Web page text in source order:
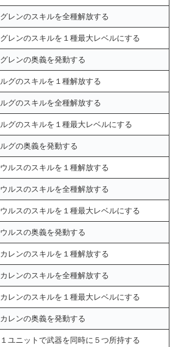
グレンのスキルを全種解放する
グレンのスキルを１種最大レベルにする
グレンの奥義を発動する
ルグのスキルを１種解放する
ルグのスキルを全種解放する
ルグのスキルを１種最大レベルにする
ルグの奥義を発動する
ウルスのスキルを１種解放する
ウルスのスキルを全種解放する
ウルスのスキルを１種最大レベルにする
ウルスの奥義を発動する
カレンのスキルを１種解放する
カレンのスキルを全種解放する
カレンのスキルを１種最大レベルにする
カレンの奥義を発動する
１ユニットで武器を同時に５つ所持する